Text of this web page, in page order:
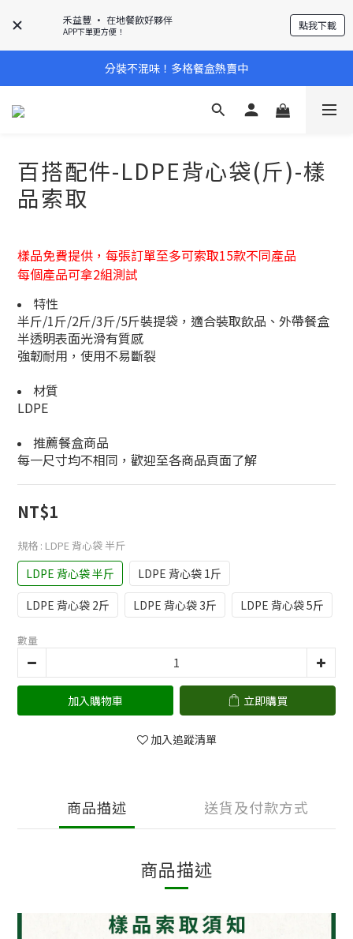
禾益豐 • 在地餐飲好夥伴
APP下單更方便！ 點我下載
分裝不混味！多格餐盒熱賣中
百搭配件-LDPE背心袋(斤)-樣
品索取
樣品免費提供，每張訂單至多可索取15款不同產品
每個產品可拿2組測試
特性
半斤/1斤/2斤/3斤/5斤裝提袋，適合裝取飲品、外帶餐盒
半透明表面光滑有質感
強韌耐用，使用不易斷裂
材質
LDPE
推薦餐盒商品
每一尺寸均不相同，歡迎至各商品頁面了解
NT$1
規格 : LDPE 背心袋 半斤
LDPE 背心袋 半斤
LDPE 背心袋 1斤
LDPE 背心袋 2斤
LDPE 背心袋 3斤 LDPE 背心袋 5斤
數量
加入購物車 立即購買
加入追蹤清單
商品描述 送貨及付款方式
商品描述